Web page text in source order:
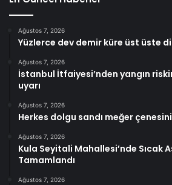
Ağustos 7, 2026
Yüzlerce dev demir küre üst üste
Ağustos 7, 2026
İstanbul İtfaiyesi’nden yangın
uyarı
Ağustos 7, 2026
Herkes dolgu sandı meğer çenesini
Ağustos 7, 2026
Kula Seyitali Mahallesi’nde Sıcak
Tamamlandı
Ağustos 7, 2026